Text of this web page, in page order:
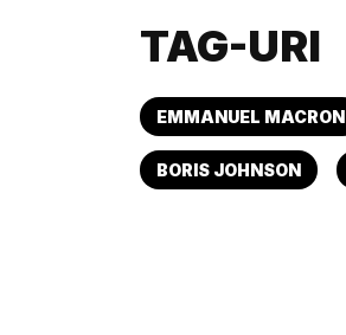
TAG-URI
EMMANUEL MACRON
BORIS JOHNSON